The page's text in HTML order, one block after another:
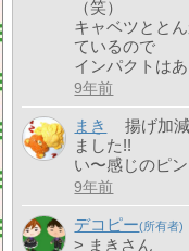
（笑）
キャベツとと
ているので
インパクトは
9年前
まき
揚げ加
ました!!
9年前
デコピー
> まきさん